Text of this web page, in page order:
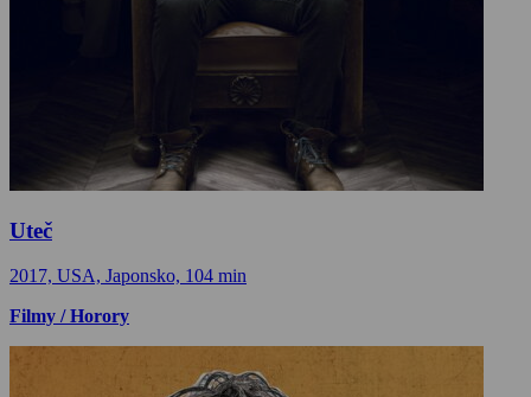
Uteč
2017, USA, Japonsko, 104 min
Filmy / Horory